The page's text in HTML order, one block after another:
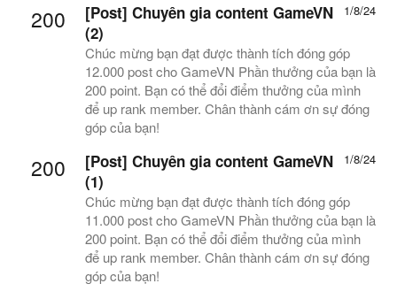
200 1/8/24
[Post] Chuyên gia content GameVN
(2)
Chúc mừng bạn đạt được thành tích đóng góp
12.000 post cho GameVN Phần thưởng của bạn là
200 point. Bạn có thể đổi điểm thưởng của mình
để up rank member. Chân thành cám ơn sự đóng
góp của bạn!
200 1/8/24
[Post] Chuyên gia content GameVN
(1)
Chúc mừng bạn đạt được thành tích đóng góp
11.000 post cho GameVN Phần thưởng của bạn là
200 point. Bạn có thể đổi điểm thưởng của mình
để up rank member. Chân thành cám ơn sự đóng
góp của bạn!